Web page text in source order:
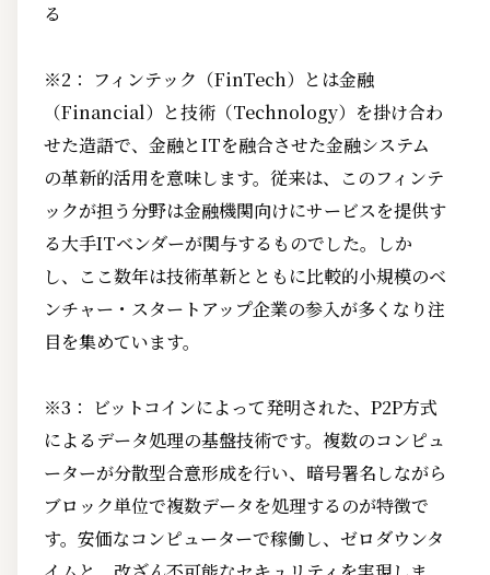
る
※2： フィンテック（FinTech）とは金融
（Financial）と技術（Technology）を掛け合わ
せた造語で、金融とITを融合させた金融システム
の革新的活用を意味します。従来は、このフィンテ
ックが担う分野は金融機関向けにサービスを提供す
る大手ITベンダーが関与するものでした。しか
し、ここ数年は技術革新とともに比較的小規模のベ
ンチャー・スタートアップ企業の参入が多くなり注
目を集めています。
※3： ビットコインによって発明された、P2P方式
によるデータ処理の基盤技術です。複数のコンピュ
ーターが分散型合意形成を行い、暗号署名しながら
ブロック単位で複数データを処理するのが特徴で
す。安価なコンピューターで稼働し、ゼロダウンタ